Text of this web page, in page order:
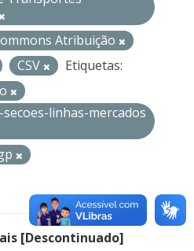
Atribuição
CSV
Etiquetas:
linhas-mercados
[Descontinuado]